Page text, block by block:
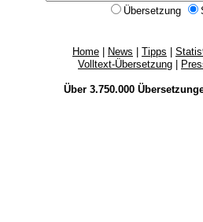
Übersetzung
Home News Tipps
Volltext-Übersetzung
Über 3.750.000